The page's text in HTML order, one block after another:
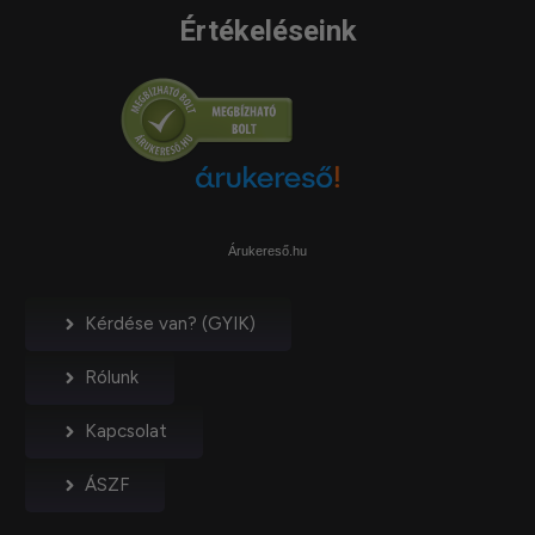
Értékeléseink
Árukereső.hu
Kérdése van? (GYIK)
Rólunk
Kapcsolat
ÁSZF